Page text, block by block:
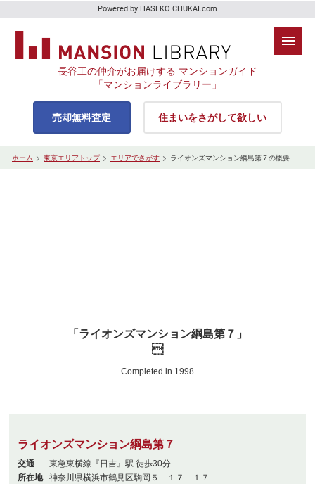
Powered by HASEKO CHUKAI.com
長谷工の仲介がお届けする マンションガイド
「マンションライブラリー」
売却無料査定 住まいをさがして欲しい
ホーム 東京エリアトップ エリアでさがす ライオンズマンション綱島第７の概要
「ライオンズマンション綱島第７」

Completed in 1998
ライオンズマンション綱島第７
交通
東急東横線『日吉』駅 徒歩30分
所在地
神奈川県横浜市鶴見区駒岡５－１７－１７